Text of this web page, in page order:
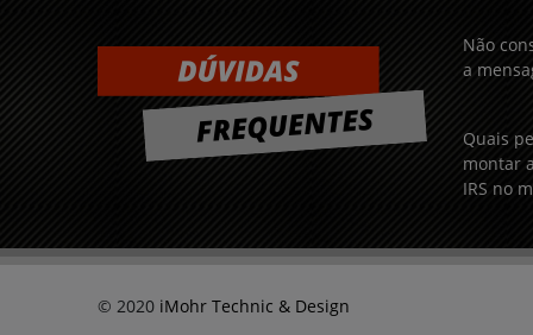
Não
a
Quais
montar
IRS no
© 2020 iMohr Technic & Design